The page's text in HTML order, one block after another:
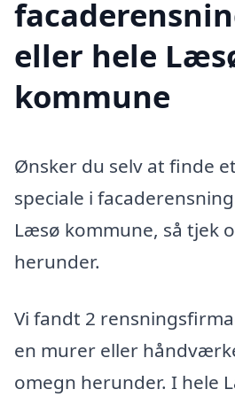
eller hele
kommune
Ønsker du selv at finde
speciale i
Læsø kommune, så tjek
herunder.
Vi fandt 2
en murer eller
omegn herunder. I hele